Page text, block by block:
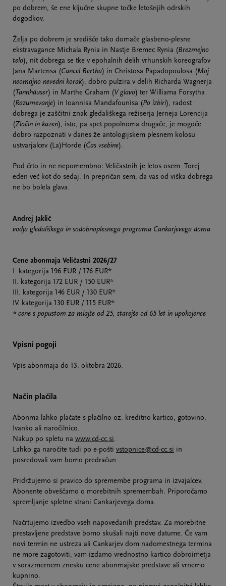
po dobrem, še ene ključne skupne točke letošnjih odrskih
dogodkov.
Želja po dobrem je središče tako domače glasbeno-plesne
ekstravagance Michala Rynia in Nastje Bremec Rynia (Brezmejno
telo), nit dobrega se tke v epohalnih delih vrhunskih koreografov
Jana Martensa (Cancel Bertha) in Christosa Papadopoulosa (Moj
neomajno nevedni korak), dobro pulzira v delih Richarda Wagnerja
(Tannhäuser) in Marthe Graham (V glavo) ter Williama Forsytha
(Razumevanje) in Ioannisa Mandafounisa (Po izbiri), radost
dobrega je zaščitni znak gledališkega režiserja Jerneja Lorencija
(Zločin in kazen), isto, pa spet popolnoma drugače, je mogoče
dobro razpoznati v danes že antologijskem plesnem kolosu
ustvarjalcev (La)Horde (Čas vsebine).
Pod črto in ne nepomembno: Veličastnih je letos osem. Torej
eden več kot do sedaj. In prepričan sem, da vas od viška dobrega
ne bo bolela glava.
Andrej Jaklič
vodja gledališkega in sodobnoplesnega programa Cankarjevega doma
Cene abonmaja Veličastni 2026/27
I. kategorija 196 EUR / 176 EUR*
II. kategorija 172 EUR / 150 EUR*
III. kategorija 146 EUR / 130 EUR*
IV. kategorija 130 EUR / 115 EUR*
* cene s popustom za mlajše od 25, starejše od 65 let in upokojence
Vpisni pogoji
Vpis abonmaja do 13. oktobra 2026.
Način plačila
Abonma lahko plačate s plačilno oz. kreditno kartico, gotovino,
Ivanko ali naročilnico.
Nakup po spletu na www.cd-cc.si.
Lahko ga naročite tudi po e-pošti vstopnice@cd-cc.si in
posredovali vam bomo predračun.
Pridržujemo si pravico do spremembe programa in izvajalcev.
Abonente obveščamo o morebitnih spremembah. Priporočamo
spremljanje spletne strani Cankarjevega doma.
Načrtujemo izvedbo vseh napovedanih predstav. Za morebitne
prestavljene predstave bomo skušali najti nove datume. Če vam
novi termin ne ustreza ali Cankarjev dom nadomestnega termina
ne more zagotoviti, vam izdamo vrednostno kartico dobroimetja
v sorazmernem znesku cene abonmajske predstave ali vrnemo
kupnino.